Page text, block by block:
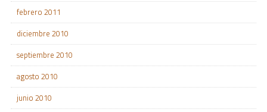
febrero 2011
diciembre 2010
septiembre 2010
agosto 2010
junio 2010